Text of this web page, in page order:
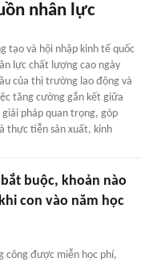
nhân lực
tạo và hội nhập kinh tế quốc
lực chất lượng cao ngày
của thị trường lao động và
tăng cường gắn kết giữa
pháp quan trọng, góp
thực tiễn sản xuất, kinh
buộc, khoản nào
con vào năm học
công được miễn học phí,